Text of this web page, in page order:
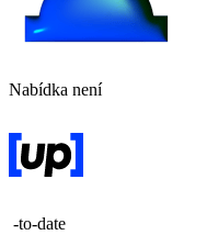
Nabídka není
-to-date